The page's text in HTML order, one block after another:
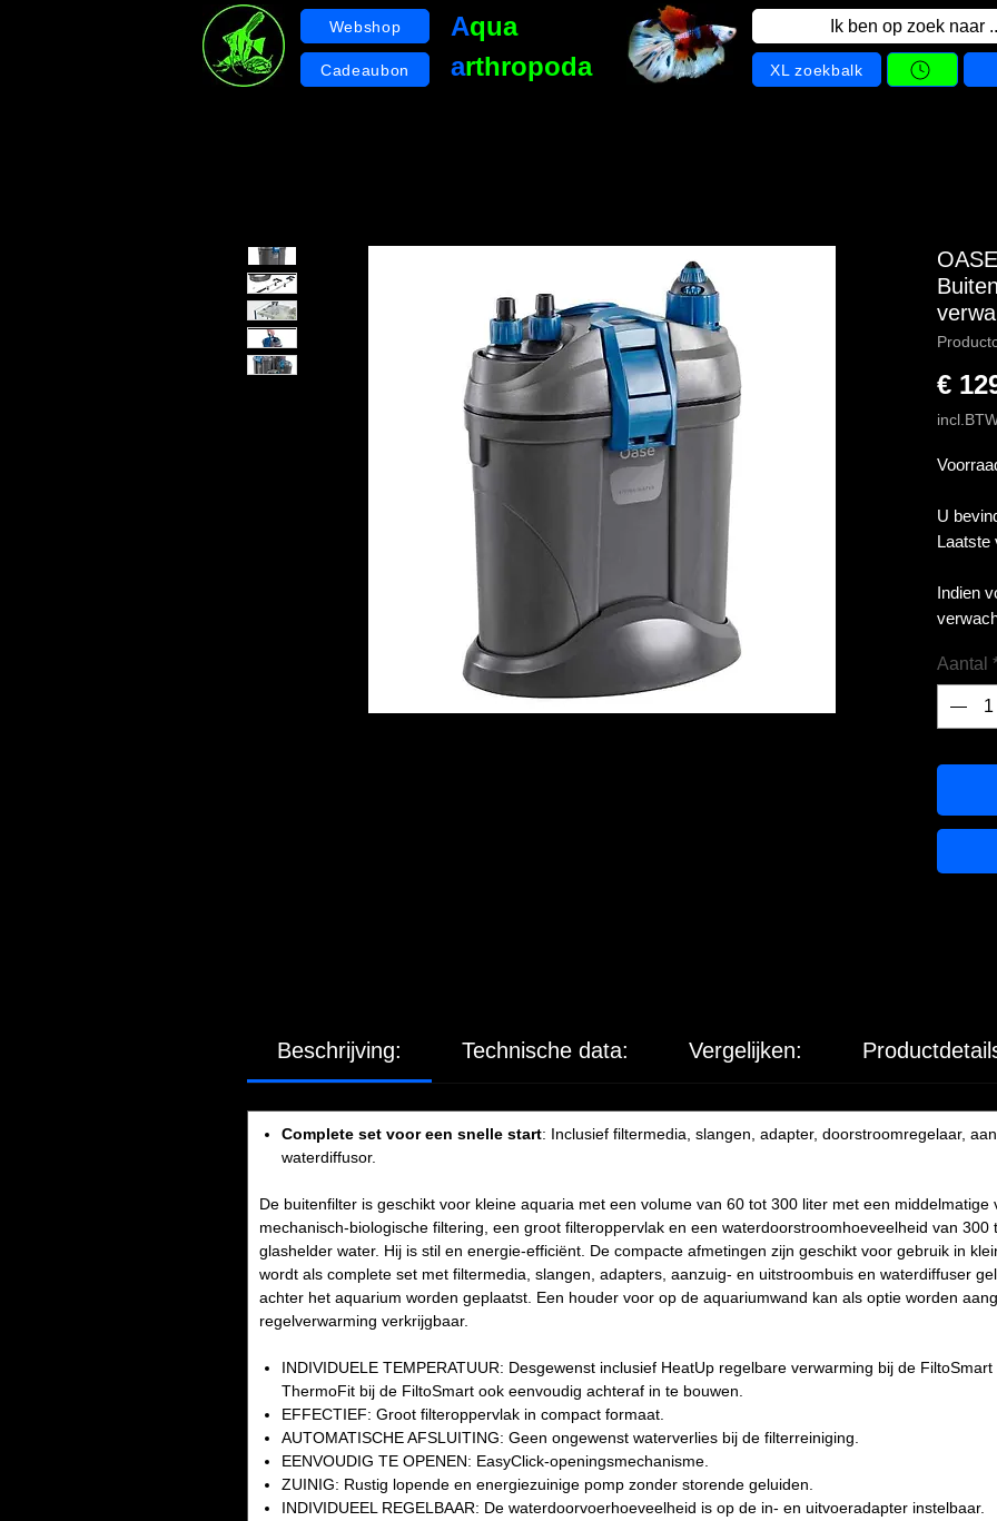
Webshop
Cadeaubon
Aqua
arthropoda
Ik ben op zoek naar
XL zoekbalk
€
U
Laatste
Indien
Aantal
Beschrijving: Technische data: Vergelijken:
Complete set voor een snelle start: Inclusief filtermedia, slangen, adapter, doorstroomregelaar,
waterdiffusor.
De buitenfilter is geschikt voor kleine aquaria met een volume van 60 tot 300 liter met een middelmatige
mechanisch-biologische filtering, een groot filteroppervlak en een waterdoorstroomhoeveelheid van 300
glashelder water. Hij is stil en energie-efficiënt. De compacte afmetingen zijn geschikt voor gebruik in
wordt als complete set met filtermedia, slangen, adapters, aanzuig- en uitstroombuis en waterdiffuser
achter het aquarium worden geplaatst. Een houder voor op de aquariumwand kan als optie worden
regelverwarming verkrijgbaar.
INDIVIDUELE TEMPERATUUR: Desgewenst inclusief HeatUp regelbare verwarming bij de
ThermoFit bij de FiltoSmart ook eenvoudig achteraf in te bouwen.
EFFECTIEF: Groot filteroppervlak in compact formaat.
AUTOMATISCHE AFSLUITING: Geen ongewenst waterverlies bij de filterreiniging.
EENVOUDIG TE OPENEN: EasyClick-openingsmechanisme.
ZUINIG: Rustig lopende en energiezuinige pomp zonder storende geluiden.
INDIVIDUEEL REGELBAAR: De waterdoorvoerhoeveelheid is op de in- en uitvoeradapter instelbaar.